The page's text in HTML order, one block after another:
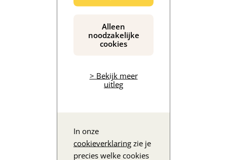
Alleen
noodzakelijke
cookies
> Bekijk meer
uitleg
In onze
cookieverklaring zie je
precies welke cookies